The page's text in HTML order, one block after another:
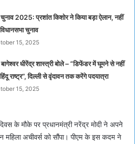
चुनाव 2025: प्रशांत किशोर ने किया बड़ा ऐलान, नहीं
चुनाव
15, 2025
बागेश्वर धीरेंद्र शास्त्री बोले – “डिफेंडर में घूमने से नहीं
राष्ट्र”, दिल्ली से वृंदावन तक करेंगे पदयात्रा
15, 2025
के मौके पर प्रधानमंत्री नरेंद्र मोदी ने अपने
महिला अचीवर्स को सौंपा। पीएम के इस कदम ने